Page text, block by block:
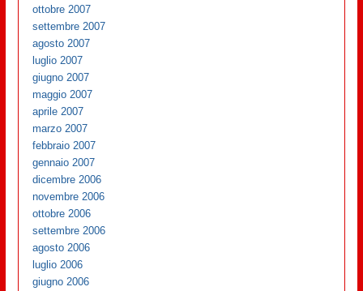
ottobre 2007
settembre 2007
agosto 2007
luglio 2007
giugno 2007
maggio 2007
aprile 2007
marzo 2007
febbraio 2007
gennaio 2007
dicembre 2006
novembre 2006
ottobre 2006
settembre 2006
agosto 2006
luglio 2006
giugno 2006